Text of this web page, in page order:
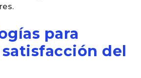
para
del